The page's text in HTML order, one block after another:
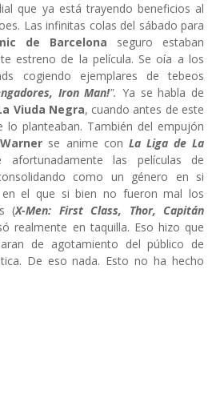
que ya está trayendo beneficios al
Las infinitas colas del sábado para
de Barcelona seguro estaban
estreno de la película. Se oía a los
cogiendo ejemplares de tebeos
Iron Man!". Ya se habla de
Viuda Negra, cuando antes de este
lo planteaban. También del empujón
Warner se anime con La Liga de La
las películas de
como un género en si
el que si bien no fueron mal los
(X-Men: First Class, Thor, Capitán
realmente en taquilla. Eso hizo que
de agotamiento del público de
De eso nada. Esto no ha hecho